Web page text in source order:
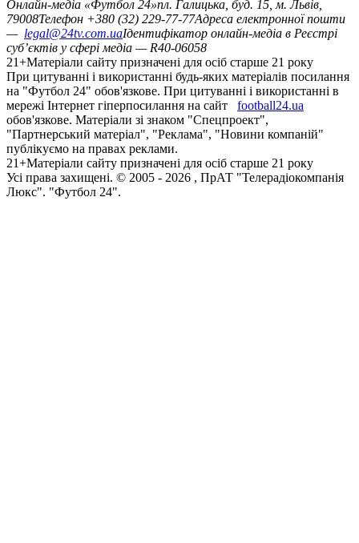
Онлайн-медіа «Футбол 24»пл. Галицька, буд. 15, м. Львів,
79008Телефон +380 (32) 229-77-77Адреса електронної пошти
— legal@24tv.com.uaІдентифікатор онлайн-медіа в Реєстрі
суб’єктів у сфері медіа — R40-06058
21+Матеріали сайту призначені для осіб старше 21 року
При цитуванні і використанні будь-яких матеріалів посилання
на "Футбол 24" обов'язкове. При цитуванні і використанні в
мережі Інтернет гіперпосилання на сайт
football24.ua
обов'язкове. Матеріали зі знаком "Спецпроект",
"Партнерський матеріал", "Реклама", "Новини компаній"
публікуємо на правах реклами.
21+Матеріали сайту призначені для осіб старше 21 року
Усi права захищенi. © 2005 - 2026 , ПрАТ "Телерадіокомпанія
Люкс". "Футбол 24".